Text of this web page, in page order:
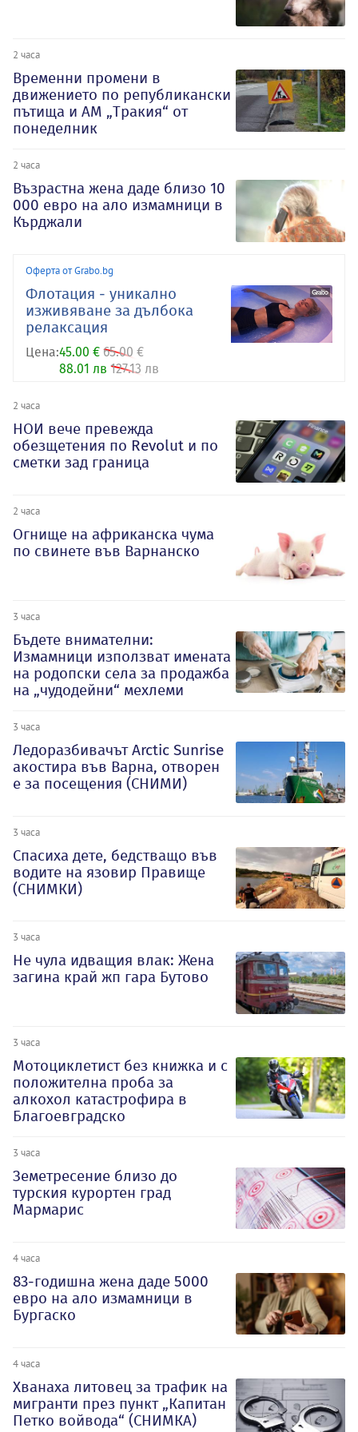
2 часа
Временни промени в
движението по републикански
пътища и АМ „Тракия“ от
понеделник
2 часа
Възрастна жена даде близо 10
000 евро на ало измамници в
Кърджали
Оферта от Grabo.bg
Флотация - уникално
изживяване за дълбока
релаксация
Цена:45.00 € 65.00 €
88.01 лв 127.13 лв
2 часа
НОИ вече превежда
обезщетения по Revolut и по
сметки зад граница
2 часа
Огнище на африканска чума
по свинете във Варнанско
3 часа
Бъдете внимателни:
Измамници използват имената
на родопски села за продажба
на „чудодейни“ мехлеми
3 часа
Ледоразбивачът Arctic Sunrise
акостира във Варна, отворен
е за посещения (СНИМИ)
3 часа
Спасиха дете, бедстващо във
водите на язовир Правище
(СНИМКИ)
3 часа
Не чула идващия влак: Жена
загина край жп гара Бутово
3 часа
Мотоциклетист без книжка и с
положителна проба за
алкохол катастрофира в
Благоевградско
3 часа
Земетресение близо до
турския курортен град
Мармарис
4 часа
83-годишна жена даде 5000
евро на ало измамници в
Бургаско
4 часа
Хванаха литовец за трафик на
мигранти през пункт „Капитан
Петко войвода“ (СНИМКА)